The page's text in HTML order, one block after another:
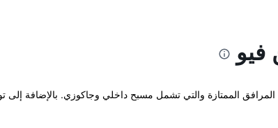
فيو
مجموعة من المرافق الممتازة والتي تشمل مسبح داخلي وجاكوزي.